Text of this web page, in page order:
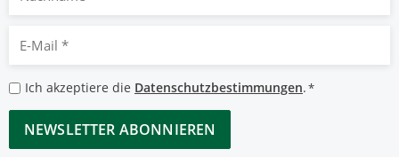
Mail
*
Datenschutzbestimmungen
*
Ich akzeptiere die Datenschutzbestimmungen.*
CAPTCHA